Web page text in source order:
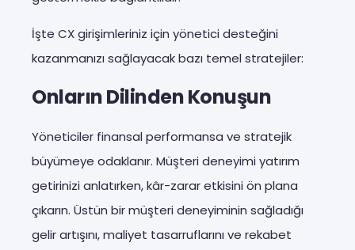
İşte CX girişimleriniz için yönetici desteğini
kazanmanızı sağlayacak bazı temel stratejiler:
Onların Dilinden Konuşun
Yöneticiler finansal performansa ve stratejik
büyümeye odaklanır. Müşteri deneyimi yatırım
getirinizi anlatırken, kâr-zarar etkisini ön plana
çıkarın. Üstün bir müşteri deneyiminin sağladığı
gelir artışını, maliyet tasarruflarını ve rekabet